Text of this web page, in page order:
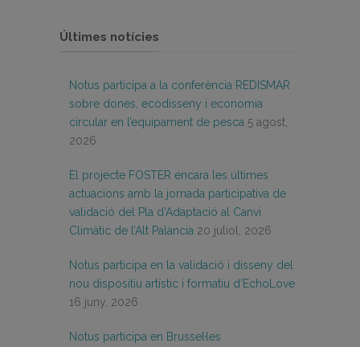
Últimes notícies
Notus participa a la conferència REDISMAR
sobre dones, ecodisseny i economia
circular en l’equipament de pesca 5 agost,
2026
El projecte FOSTER encara les últimes
actuacions amb la jornada participativa de
validació del Pla d’Adaptació al Canvi
Climàtic de l’Alt Palància 20 juliol, 2026
Notus participa en la validació i disseny del
nou dispositiu artístic i formatiu d’EchoLove
16 juny, 2026
Notus participa en Brussel·les